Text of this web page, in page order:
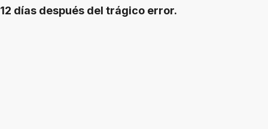
12 días después del trágico error.